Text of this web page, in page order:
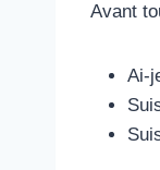
Avant
Ai-